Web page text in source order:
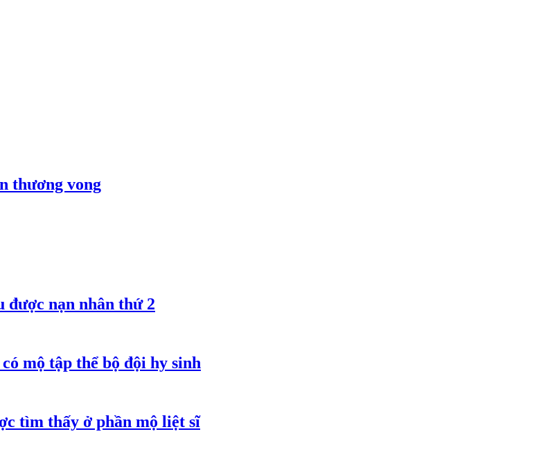
thương vong
được nạn nhân thứ 2
mộ tập thể bộ đội hy sinh
tìm thấy ở phần mộ liệt sĩ